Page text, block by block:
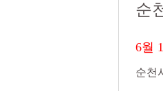
순
6월
순천